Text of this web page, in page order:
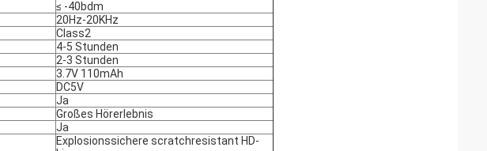
≤ -40bdm
20Hz-20KHz
Class2
4-5 Stunden
2-3 Stunden
3.7V 110mAh
DC5V
Ja
Großes Hörerlebnis
Ja
Explosionssichere scratchresistant HD-